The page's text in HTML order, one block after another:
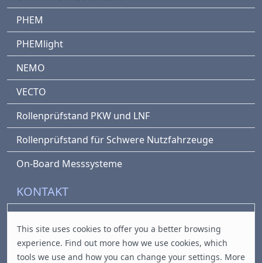
PHEM
PHEMlight
NEMO
VECTO
Rollenprüfstand PKW und LNF
Rollenprüfstand für Schwere Nutzfahrzeuge
On-Board Messsysteme
KONTAKT
office@fvt.at
Inffeldgasse 19/III
8010 Graz, Austria
This site uses cookies to offer you a better browsing
experience. Find out more how we use cookies, which
tools we use and how you can change your settings. More